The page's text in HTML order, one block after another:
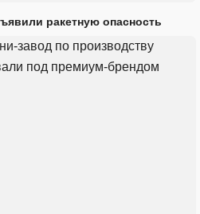
ракетную опасность